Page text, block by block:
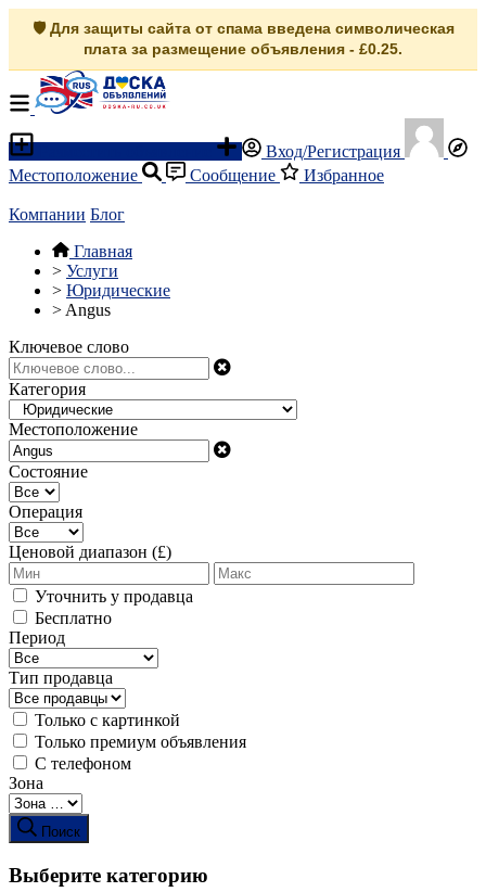
🛡️ Для защиты сайта от спама введена символическая
плата за размещение объявления - £0.25.
Вход/Регистрация
Местоположение
Сообщение Избранное
Компании Блог
Главная
> Услуги
> Юридические
> Angus
Ключевое слово
Категория
Местоположение
Состояние
Операция
Ценовой диапазон (£)
Уточнить у продавца
Бесплатно
Период
Тип продавца
Только с картинкой
Только премиум объявления
С телефоном
Зона
Поиск
Выберите категорию